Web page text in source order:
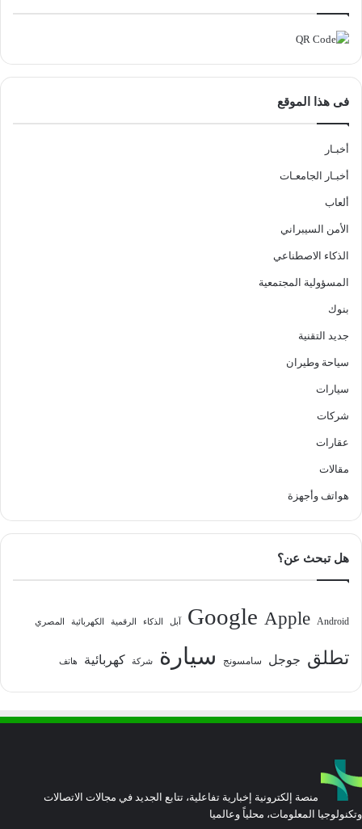
فى هذا الموقع
أخبـار
أخبـار الجامعـات
ألعاب
الأمن السيبراني
الذكاء الاصطناعي
المسؤولية المجتمعية
بنوك
جديد التقنية
سياحة وطيران
سيارات
شركات
عقارات
مقالات
هواتف وأجهزة
هل تبحث عن؟
Android
Apple
Google آبل الذكاء الرقمية الكهربائية المصري
تطلق جوجل سامسونج سيارة شركة كهربائية هاتف
منصة إلكترونية إخبارية تفاعلية، تتابع الجديد في مجالات الاتصالات
وتكنولوجيا المعلومات، محلياً وعالميا